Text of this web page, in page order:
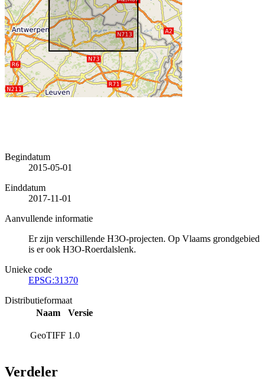
Begindatum
2015-05-01
Einddatum
2017-11-01
Aanvullende informatie
Er zijn verschillende H3O-projecten. Op Vlaams grondgebied
is er ook H3O-Roerdalslenk.
Unieke code
EPSG:31370
Distributieformaat
Naam
Versie
GeoTIFF 1.0
Verdeler